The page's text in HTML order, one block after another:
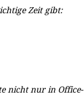
Zeit gibt:
nicht nur in Office-